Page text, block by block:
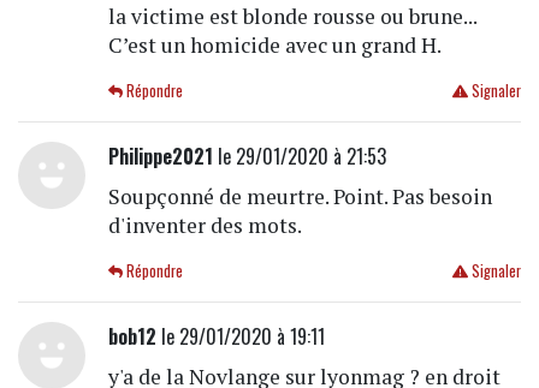
la victime est blonde rousse ou brune...
C’est un homicide avec un grand H.
Signaler
Répondre
Philippe2021 le 29/01/2020 à 21:53
Soupçonné de meurtre. Point. Pas besoin
d'inventer des mots.
Signaler
Répondre
bob12 le 29/01/2020 à 19:11
y'a de la Novlange sur lyonmag ? en droit